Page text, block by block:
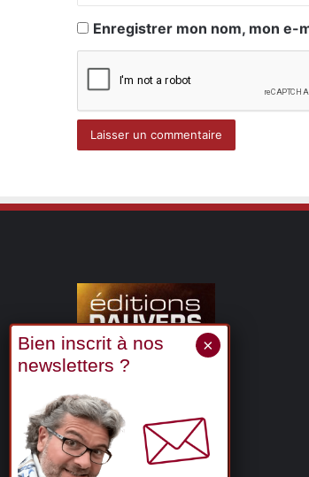
Enregistrer mon nom, mon e-
X LinkedinYouTube